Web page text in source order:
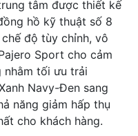
tâm được thiết kế
hồ kỹ thuật số 8
độ tùy chỉnh, vô
Sport cho cảm
nhằm tối ưu trải
Navy-Đen sang
năng giảm hấp thụ
cho khách hàng.